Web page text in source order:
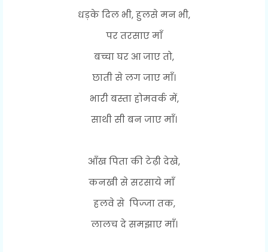
धड़के दिल भी, हुलसे मन भी,
पर तरसाए माँ
बच्चा घर आ जाए तो,
छाती से लग जाए माँ।
भारी बस्ता होमवर्क में,
साथी सी बन जाए माँ।
आँख पिता की टेढ़ी देखे,
कनखी से सरसाये माँ
हलवे से पिज्जा तक,
लालच दे समझाए माँ।